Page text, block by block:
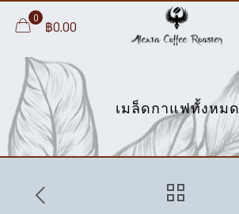
0
฿0.00
เมล็ดกาแฟทั้งหมด